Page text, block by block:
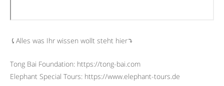
⤹Alles was Ihr wissen wollt steht hier⤵︎
Tong Bai Foundation: https://tong-bai.com
Elephant Special Tours: https://www.elephant-tours.de